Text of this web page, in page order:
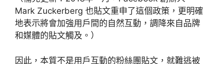
Mark Zuckerberg 也貼文重申了這個政策，更明確
地表示將會加強用戶間的自然互動，調降來自品牌
和媒體的貼文觸及。）
因此，本質不是用戶互動的粉絲團貼文，就難逃被